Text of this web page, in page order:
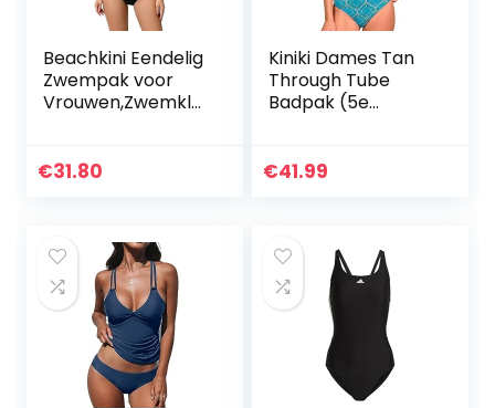
Beachkini Eendelig
Zwempak voor
Vrouwen,Zwemkle
aan de voorkant
€31.80
Kiniki Dames Tan
Through Tube
Badpak (5e
€41.99